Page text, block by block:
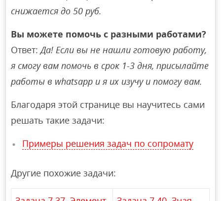
снижается до 50 руб.
Вы можете помочь с разными работами?
Ответ:Да! Если вы не нашли готовую работу,
я смогу вам помочь в срок 1-3 дня, присылайте
работы в whatsapp и я их изучу и помогу вам.
Благодаря этой странице вы научитесь сами
решать такие задачи:
Примеры решения задач по сопромату
Другие похожие задачи: